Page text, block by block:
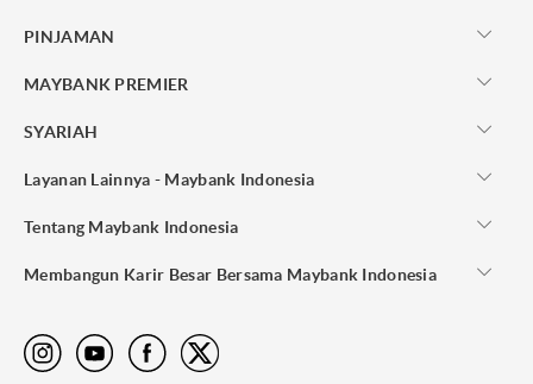
PINJAMAN
MAYBANK PREMIER
SYARIAH
Layanan Lainnya - Maybank Indonesia
Tentang Maybank Indonesia
Membangun Karir Besar Bersama Maybank Indonesia